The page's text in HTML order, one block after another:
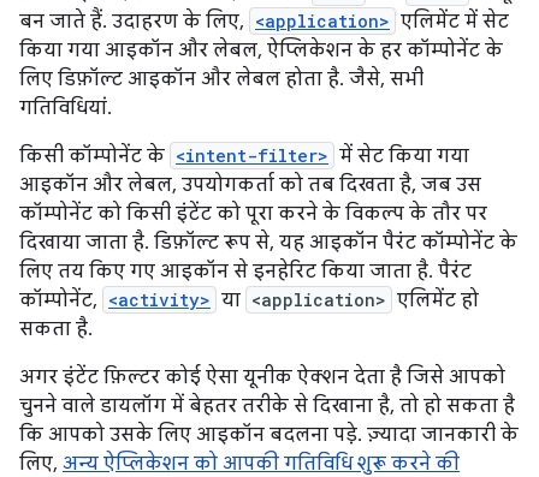
बन जाते हैं. उदाहरण के लिए, <application> एलिमेंट में सेट
किया गया आइकॉन और लेबल, ऐप्लिकेशन के हर कॉम्पोनेंट के
लिए डिफ़ॉल्ट आइकॉन और लेबल होता है. जैसे, सभी
गतिविधियां.
किसी कॉम्पोनेंट के <intent-filter> में सेट किया गया
आइकॉन और लेबल, उपयोगकर्ता को तब दिखता है, जब उस
कॉम्पोनेंट को किसी इंटेंट को पूरा करने के विकल्प के तौर पर
दिखाया जाता है. डिफ़ॉल्ट रूप से, यह आइकॉन पैरंट कॉम्पोनेंट के
लिए तय किए गए आइकॉन से इनहेरिट किया जाता है. पैरंट
कॉम्पोनेंट, <activity> या <application> एलिमेंट हो
सकता है.
अगर इंटेंट फ़िल्टर कोई ऐसा यूनीक ऐक्शन देता है जिसे आपको
चुनने वाले डायलॉग में बेहतर तरीके से दिखाना है, तो हो सकता है
कि आपको उसके लिए आइकॉन बदलना पड़े. ज़्यादा जानकारी के
लिए, अन्य ऐप्लिकेशन को आपकी गतिविधि शुरू करने की